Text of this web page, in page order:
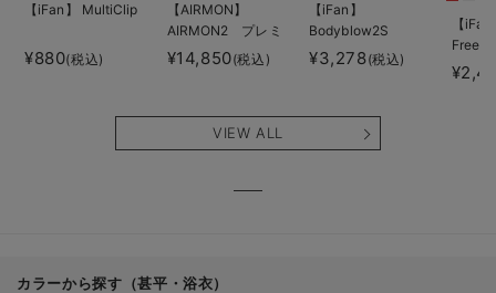
【iFan】 MultiClip
¥880(税込)
【AIRMON】
AIRMON2 プレミ
アム
¥14,850(税込)
【iFan】
Bodyblow2S
¥3,278(税込)
【
Freeze
VIEW ALL
カラーから探す（甚平・浴衣）